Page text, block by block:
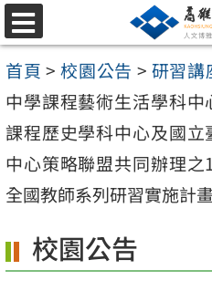
跳
至
主
要
內
容
區
選
單
首頁 > 校園公告 > 研習講
中學課程藝術生活學科
課程歷史學科中心及國
中心策略聯盟共同辦理
全國教師系列研習實施計
校園公告